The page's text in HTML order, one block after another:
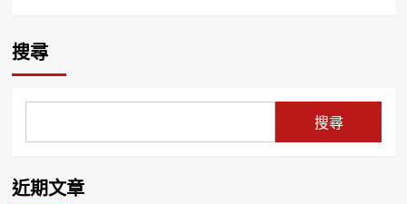
白
珍
承
搜尋
搜尋
近期文章